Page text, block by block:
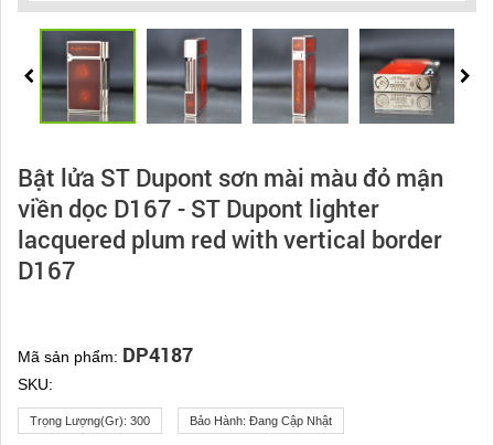
Bật lửa ST Dupont sơn mài màu đỏ mận
viền dọc D167 - ST Dupont lighter
lacquered plum red with vertical border
D167
Mã sản phẩm: DP4187
SKU:
Trọng Lượng(gr): 300 Bảo Hành: Đang Cập Nhật